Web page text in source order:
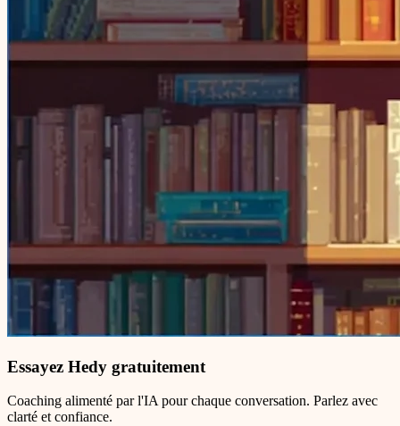
Essayez Hedy gratuitement
Coaching alimenté par l'IA pour chaque conversation. Parlez avec
clarté et confiance.